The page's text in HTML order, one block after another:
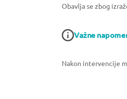
Obavlja se zbog
Važne
Nakon intervencije